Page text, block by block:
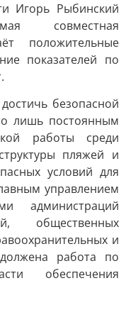
Игорь Рыбинский
совместная
положительные
показателей по
безопасной
лишь постоянным
работы среди
пляжей и
условий для
управлением
администраций
общественных
и
работа по
обеспечения